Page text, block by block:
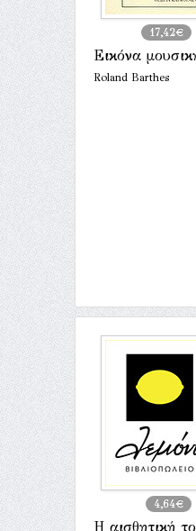
17,42€
Εικόνα
Roland Barthes
4,64€
Η αισθητική